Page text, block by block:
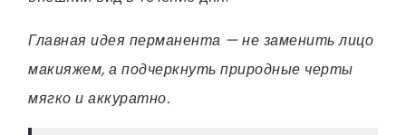
Главная идея перманента — не заменить лицо
макияжем, а подчеркнуть природные черты
мягко и аккуратно.